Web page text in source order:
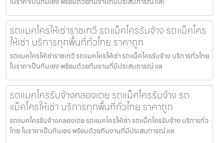
รถแมคโครให้เช่าราชเทวี รถแม็คโครรับจ้าง รถแม็คโคร
ให้เช่า บริการทุกพื้นที่ทั่วไทย ราคาถูก
รถแมคโครให้เช่าราชเทวี รถแมคโครให้เช่า รถแม็คโครรับจ้าง บริการทั่วไทย
ในราคาเป็นกันเอง พร้อมด้วยทีมงานที่มีประสบการณ์ แล
รถแมคโครรับจ้างคลองเตย รถแม็คโครรับจ้าง รถ
แม็คโครให้เช่า บริการทุกพื้นที่ทั่วไทย ราคาถูก
รถแมคโครรับจ้างคลองเตย รถแมคโครให้เช่า รถแม็คโครรับจ้าง บริการทั่ว
ไทย ในราคาเป็นกันเอง พร้อมด้วยทีมงานที่มีประสบการณ์ แล